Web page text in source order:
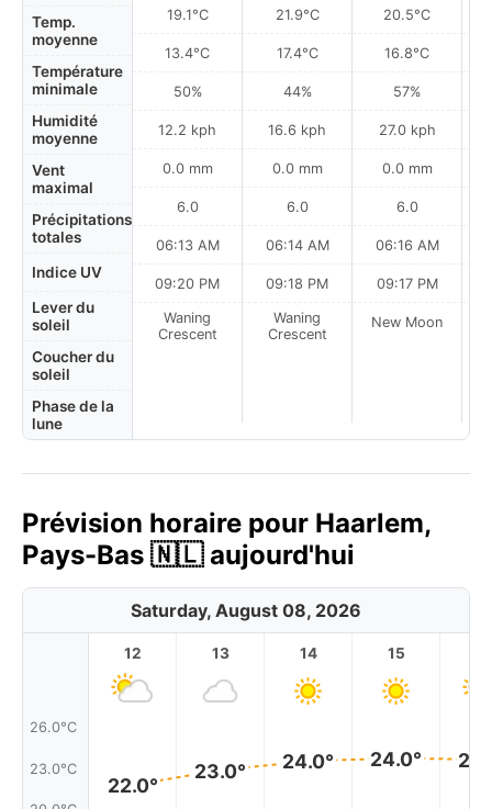
Temp.
moyenne
Température
minimale
Humidité
moyenne
Vent
maximal
Précipitations
totales
Indice UV
Lever du
soleil
Coucher du
soleil
Phase de la
lune
19.1°C
13.4°C
50%
12.2 kph
0.0 mm
6.0
06:13 AM
09:20 PM
Waning
Crescent
21.9°C
17.4°C
44%
16.6 kph
0.0 mm
6.0
06:14 AM
09:18 PM
Waning
Crescent
20.5°C
16.8°C
57%
27.0 kph
0.0 mm
6.0
06:16 AM
09:17 PM
New Moon
Prévision horaire pour Haarlem,
Pays-Bas 🇳🇱 aujourd'hui
Saturday, August 08, 2026
26.0°C
23.0°C
12
22.0°
13
23.0°
14
24.0°
15
24.0°